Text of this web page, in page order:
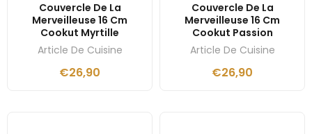
Couvercle De La
Merveilleuse 16 Cm
Cookut Myrtille
Article De Cuisine
€26,90
Couvercle De La
Merveilleuse 16 Cm
Cookut Passion
Article De Cuisine
€26,90